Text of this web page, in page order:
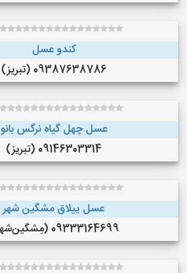
کندو عسل
09387638786 (تبریز)
عسل چهل گیاه نرگس بانو
09146303314 (تبریز)
عسل ییلاق مشگین شهر
09333164699 (مِشگین‌شهر )